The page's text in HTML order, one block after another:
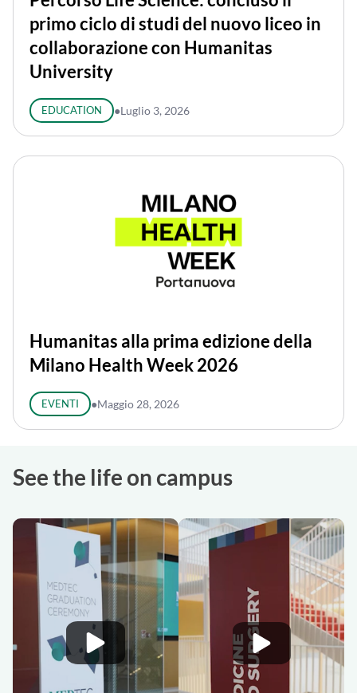
primo ciclo di studi del nuovo liceo in
collaborazione con Humanitas
University
EDUCATION ●Luglio 3, 2026
Humanitas alla prima edizione della
Milano Health Week 2026
EVENTI ●Maggio 28, 2026
See the life on campus